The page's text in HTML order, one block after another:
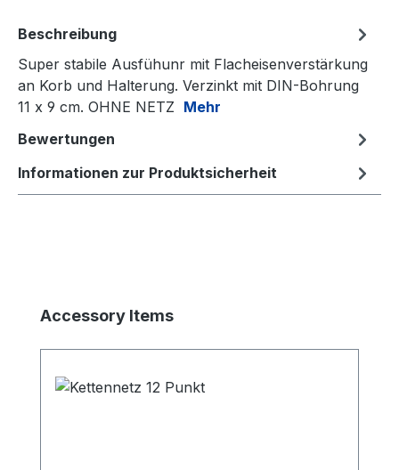
Beschreibung
Super stabile Ausfühunr mit Flacheisenverstärkung
an Korb und Halterung. Verzinkt mit DIN-Bohrung
11 x 9 cm. OHNE NETZ Mehr
Bewertungen
Informationen zur Produktsicherheit
Produktgalerie überspringen
Accessory Items